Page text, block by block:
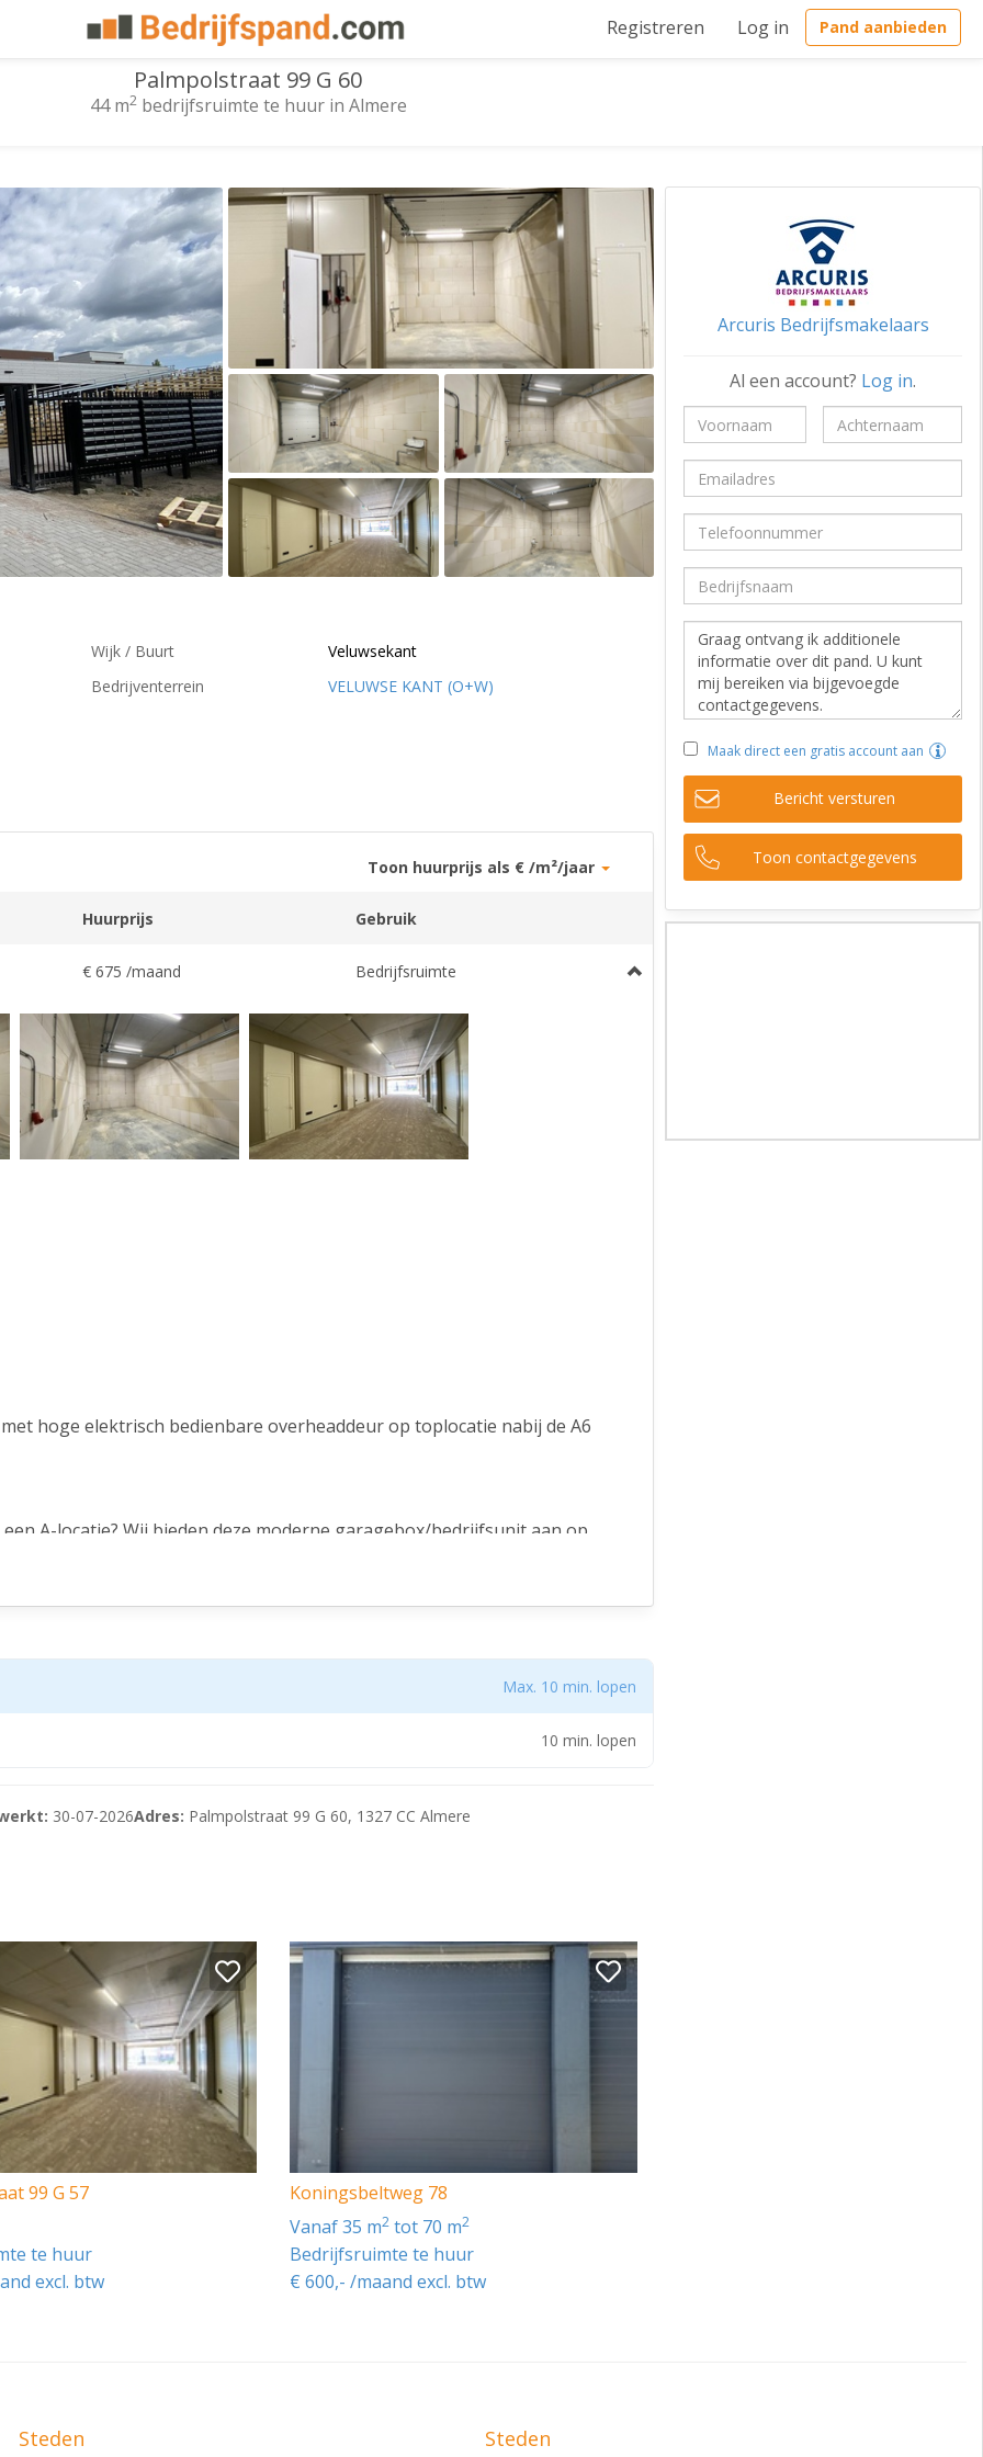
Registreren Log in Pand aanbieden
Palmpolstraat 99 G 60
44 m2bedrijfsruimte te huur in Almere
Wijk / Buurt
Veluwsekant
Bedrijventerrein
VELUWSE KANT (O+W)
Toon huurprijs als € /m²/jaar
Huurprijs Gebruik
€ 675 /maand Bedrijfsruimte
hoge elektrisch bedienbare overheaddeur op toplocatie nabij de A6
A-locatie? Wij bieden deze moderne garagebox/bedrijfsunit aan op
vorm ondernemen, denk hierbij aan: opslagruimte, werkplaats of
en 3,5 meter hoog).
en elektrapunten.
nog contact met ons op!
excl. BTW per maand, en bestaan uit:
Max. 10 min. lopen
10 min. lopen
30-07-2026Adres: Palmpolstraat 99 G 60, 1327 CC Almere
99 G 57
te huur
excl. btw
Koningsbeltweg 78
vanaf 35 m2tot 70 m2
Bedrijfsruimte te huur
€ 600,- /maand excl. btw
Arcuris Bedrijfsmakelaars
Al een account? Log in.
Maak direct een gratis account aan
Bericht versturen
Toon contactgegevens
Steden Steden